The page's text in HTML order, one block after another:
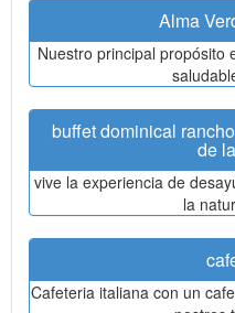
Alma
Nuestro principal propósito
buffet dominical
de
vive la experiencia de
la
Cafeteria italiana con un